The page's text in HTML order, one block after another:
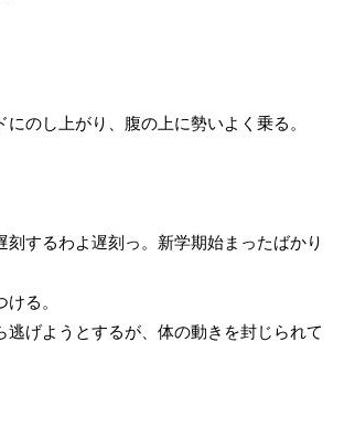
のし上がり、腹の上に勢いよく乗る。
刻するわよ遅刻っ。新学期始まったばかり
る。
げようとするが、体の動きを封じられて